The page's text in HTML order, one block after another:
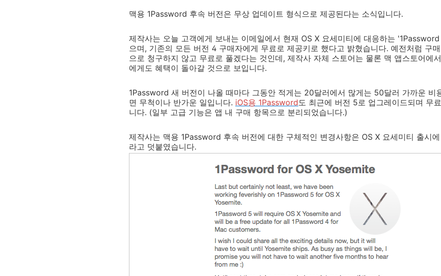
맥용 1Password 후속 버전은 무상 업데이트 형식으로 제공된다는 소식입니다.
제작사는 오늘 고객에게 보내는 이메일에서 현재 OS X 요세미티에 대응하는
으며, 기존의 모든 버전 4 구매자에게 무료로 제공키로 했다고 밝혔습니다. 예전처럼 구
으로 청구하지 않고 무료로 풀겠다는 것인데, 제작사 자체 스토어는 물론 맥 앱스토어에
에게도 혜택이 돌아갈 것으로 보입니다.
1Password 새 버전이 나올 때마다 그동안 적게는 20달러에서 많게는 50달러 가까운 비
면 무척이나 반가운 일입니다. iOS용 1Password 도 최근에 버전 5로 업그레이드되며 무
니다. (일부 고급 기능은 앱 내 구매 항목으로 분리되었습니다.)
제작사는 맥용 1Password 후속 버전에 대한 구체적인 변경사항은 OS X 요세미티 출시
라고 덧붙였습니다.